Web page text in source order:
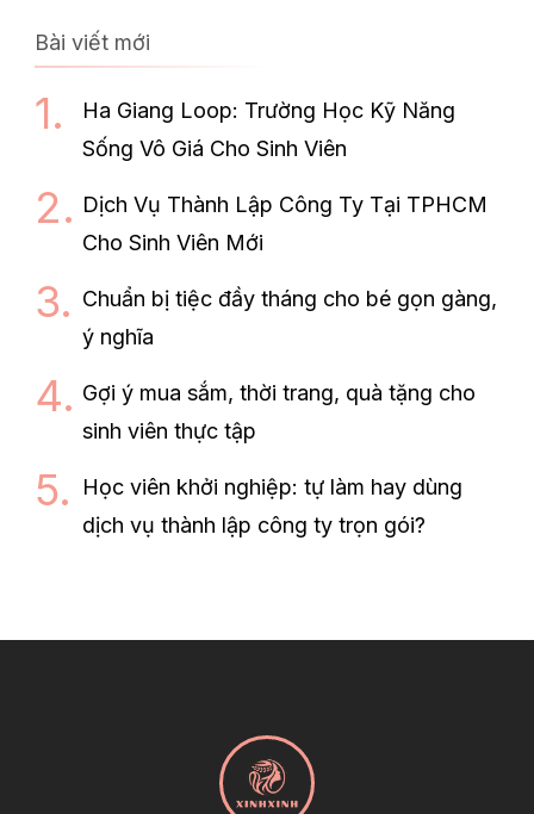
Bài viết mới
Ha Giang Loop: Trường Học Kỹ Năng
Sống Vô Giá Cho Sinh Viên
Dịch Vụ Thành Lập Công Ty Tại TPHCM
Cho Sinh Viên Mới
Chuẩn bị tiệc đầy tháng cho bé gọn gàng,
ý nghĩa
Gợi ý mua sắm, thời trang, quà tặng cho
sinh viên thực tập
Học viên khởi nghiệp: tự làm hay dùng
dịch vụ thành lập công ty trọn gói?